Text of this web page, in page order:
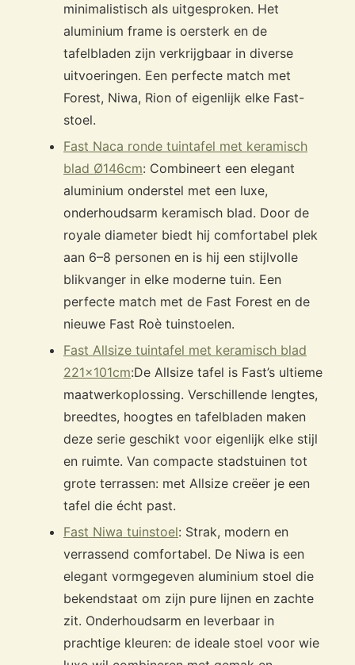
minimalistisch als uitgesproken. Het
aluminium frame is oersterk en de
tafelbladen zijn verkrijgbaar in diverse
uitvoeringen. Een perfecte match met
Forest, Niwa, Rion of eigenlijk elke Fast-
stoel.
Fast Naca ronde tuintafel met keramisch
blad Ø146cm: Combineert een elegant
aluminium onderstel met een luxe,
onderhoudsarm keramisch blad. Door de
royale diameter biedt hij comfortabel plek
aan 6–8 personen en is hij een stijlvolle
blikvanger in elke moderne tuin. Een
perfecte match met de Fast Forest en de
nieuwe Fast Roè tuinstoelen.
Fast Allsize tuintafel met keramisch blad
221x101cm:De Allsize tafel is Fast’s ultieme
maatwerkoplossing. Verschillende lengtes,
breedtes, hoogtes en tafelbladen maken
deze serie geschikt voor eigenlijk elke stijl
en ruimte. Van compacte stadstuinen tot
grote terrassen: met Allsize creëer je een
tafel die écht past.
Fast Niwa tuinstoel: Strak, modern en
verrassend comfortabel. De Niwa is een
elegant vormgegeven aluminium stoel die
bekendstaat om zijn pure lijnen en zachte
zit. Onderhoudsarm en leverbaar in
prachtige kleuren: de ideale stoel voor wie